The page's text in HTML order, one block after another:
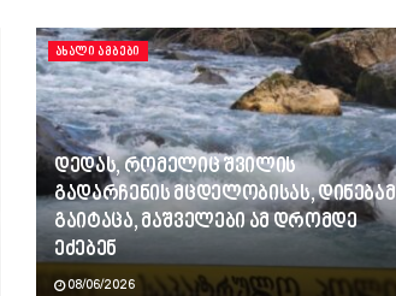
ᲐᲮᲐᲚᲘ ᲐᲛᲑᲔᲑᲘ
დედას, რომელიც შვილის
გადარჩენის მცდელობისას, დინებამ
გაიტაცა, მაშველები ამ დრომდე
ეძებენ
08/06/2026